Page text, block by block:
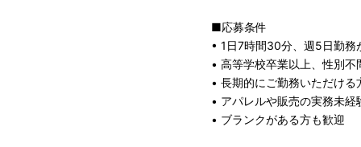
■応募条件
• 1日7時間30分、週5日勤務
• 高等学校卒業以上、性別不
• 長期的にご勤務いただける
• アパレルや販売の実務未経
• ブランクがある方も歓迎